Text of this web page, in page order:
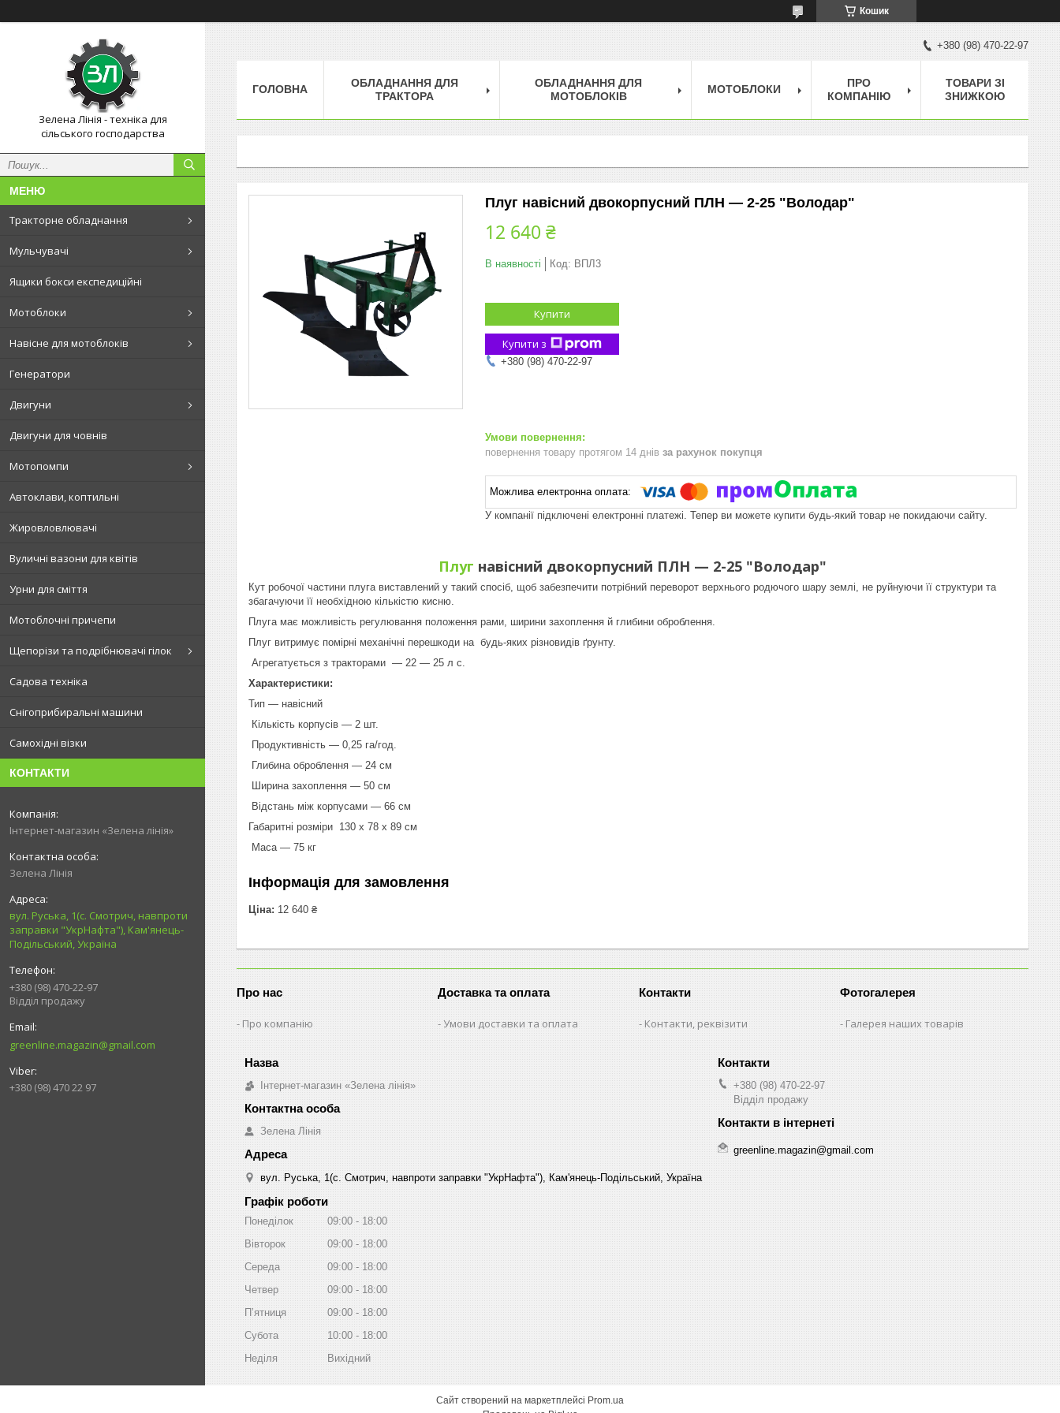
Кошик
Зелена Лінія - техніка для
сільського господарства
Тракторне обладнання
Мульчувачі
Ящики бокси експедиційні
Мотоблоки
Навісне для мотоблоків
Генератори
Двигуни
Двигуни для човнів
Мотопомпи
Автоклави, коптильні
Жировловлювачі
Вуличні вазони для квітів
Урни для сміття
Мотоблочні причепи
Щепорізи та подрібнювачі гілок
Садова техніка
Снігоприбиральні машини
Самохідні візки
КОНТАКТИ
Інтернет-магазин «Зелена лінія»
Зелена Лінія
вул. Руська, 1(с. Смотрич, навпроти
заправки "УкрНафта"), Кам'янець-
Подільський, Україна
+380 (98) 470-22-97
Відділ продажу
greenline.magazin@gmail.com
+380 (98) 470 22 97
+380 (98) 470-22-97
ГОЛОВНА
ОБЛАДНАННЯ ДЛЯ
ТРАКТОРА
ОБЛАДНАННЯ ДЛЯ
МОТОБЛОКІВ
МОТОБЛОКИ
ПРО
КОМПАНІЮ
ТОВАРИ ЗІ
ЗНИЖКОЮ
Плуг навісний двокорпусний ПЛН — 2-25 "Володар"
12 640 ₴
В наявності Код: ВПЛ3
Купити
Купити з
+380 (98) 470-22-97
повернення товару протягом 14 днів за рахунок покупця
У компанії підключені електронні платежі. Тепер ви можете купити будь-який товар не покидаючи сайту.
Плуг навісний двокорпусний ПЛН — 2-25 "Володар"
Кут робочої частини плуга виставлений у такий спосіб, щоб забезпечити потрібний переворот верхнього родючого шару землі, не руйнуючи її структури та
збагачуючи її необхідною кількістю кисню.
Плуга має можливість регулювання положення рами, ширини захоплення й глибини оброблення.
Плуг витримує помірні механічні перешкоди на будь-яких різновидів ґрунту.
Агрегатується з тракторами ― 22 ― 25 л с.
Характеристики:
Тип — навісний
Кількість корпусів — 2 шт.
Продуктивність — 0,25 га/год.
Глибина оброблення — 24 см
Ширина захоплення — 50 см
Відстань між корпусами — 66 см
Габаритні розміри 130 х 78 х 89 см
Маса — 75 кг
Інформація для замовлення
Ціна: 12 640 ₴
Про нас
Про компанію
Доставка та оплата
Умови доставки та оплата
Контакти
Контакти, реквізити
Фотогалерея
Галерея наших товарів
Інтернет-магазин «Зелена лінія»
Зелена Лінія
вул. Руська, 1(с. Смотрич, навпроти заправки "УкрНафта"), Кам'янець-Подільський, Україна
+380 (98) 470-22-97
Відділ продажу
greenline.magazin@gmail.com
Графік роботи
Понеділок 09:00
18:00
Вівторок
09:00
18:00
Середа
09:00
18:00
Четвер
09:00
18:00
Пʼятниця
09:00
18:00
Субота
10:00
18:00
Неділя
Вихідний
Сайт створений на маркетплейсі Prom.ua